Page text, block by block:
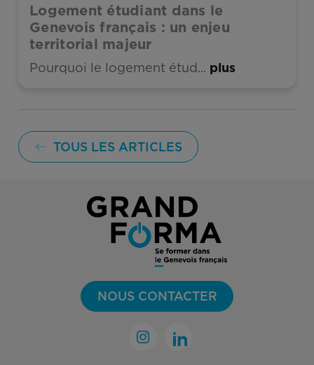
Logement étudiant dans le
Genevois français : un enjeu
territorial majeur
Pourquoi le logement étud... plus
TOUS LES ARTICLES
NOUS CONTACTER